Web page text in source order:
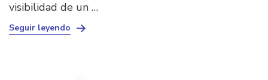
visibilidad de un …
Seguir leyendo